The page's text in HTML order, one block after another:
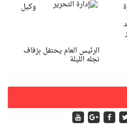
وكيل
الرئيس العام يحتفل بزفاف
نجله الليلة